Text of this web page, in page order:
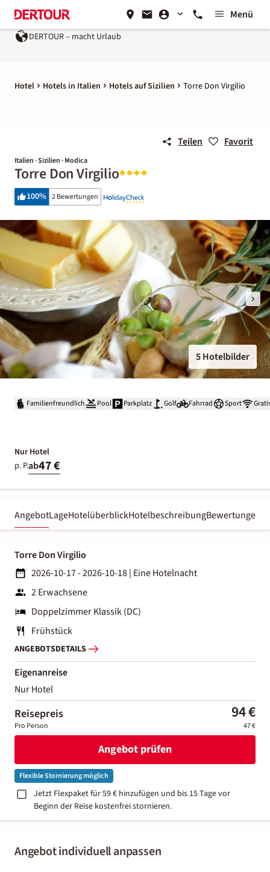
Menü
DERTOUR – macht Urlaub
Hotel Hotels in Italien Hotels auf Sizilien Torre Don Virgilio
Teilen Favorit
Italien · Sizilien · Modica
Torre Don Virgilio
100% 2 Bewertungen
5 Hotelbilder
Familienfreundlich Pool Parkplatz Golf Fahrrad Sport
Nur Hotel
p. P.ab47 €
AngebotLageHotelüberblickHotelbeschreibungBewertungen
Angebot individuell anpassen
Torre Don Virgilio
2026-10-17 - 2026-10-18| Eine Hotelnacht
2 Erwachsene
Doppelzimmer Klassik (DC)
Frühstück
ANGEBOTSDETAILS
Eigenanreise
Nur Hotel
Reisepreis 94 €
Pro Person 47 €
Angebot prüfen
Flexible Stornierung möglich
Jetzt Flexpaket für 59 € hinzufügen und bis 15 Tage vor
Beginn der Reise kostenfrei stornieren.